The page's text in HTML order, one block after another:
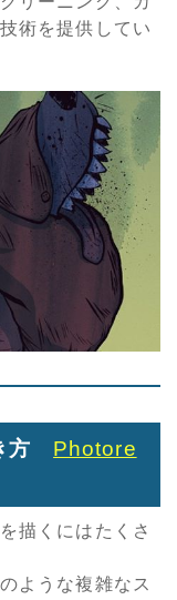
術を提供してい
方
Photore
描くにはたくさ
ような複雑なス